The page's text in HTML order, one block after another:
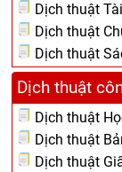
Dịch thuật
Dịch thuật
Dịch thuật
Dịch thuật
Dịch thuật
Dịch thuật
Dịch thuật